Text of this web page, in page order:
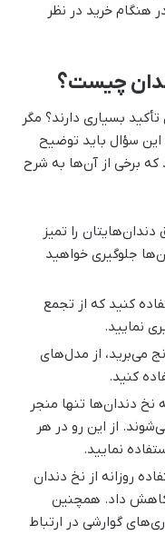
هنگام خرید در نظر
چیست؟
بسیاری دارند؟ مگر
سؤال باید توضیح
که برخی از آن‌ها به شرح
را تمیز
جلوگیری خواهید
کنید که از تجمع
نمایید.
می‌برید، از مدل‌های
کنید.
نخ دندان‌ها تنها منجر
از این رو در هر
نمایید.
روزانه از نخ دندان
کاهش داد. همچنین
گوارشی در ارتباط